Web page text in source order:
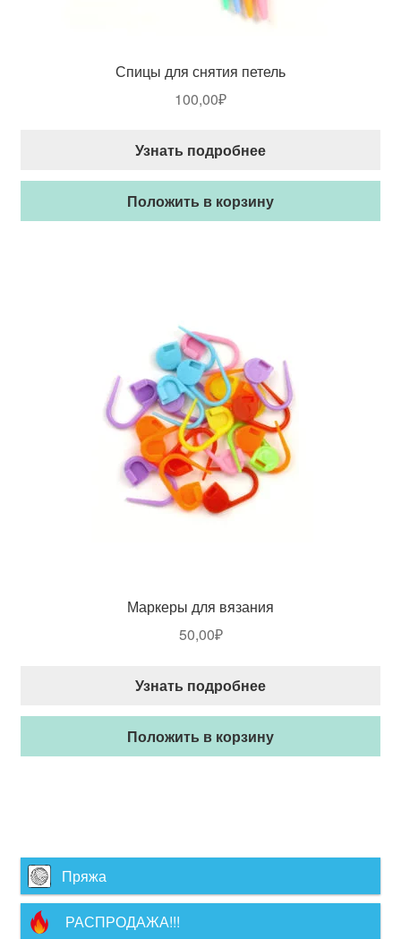
Спицы для снятия петель
100,00₽
Узнать подробнее
Положить в корзину
Маркеры для вязания
50,00₽
Узнать подробнее
Положить в корзину
Пряжа
РАСПРОДАЖА!!!